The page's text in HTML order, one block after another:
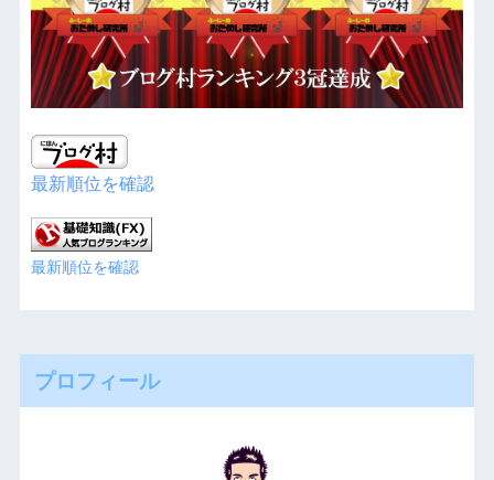
最新順位を確認
最新順位を確認
プロフィール